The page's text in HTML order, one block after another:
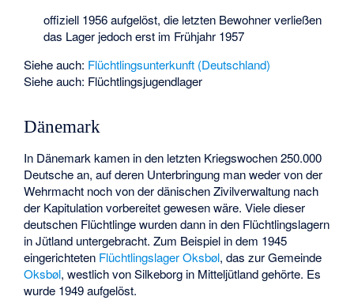
offiziell 1956 aufgelöst, die letzten Bewohner verließen
das Lager jedoch erst im Frühjahr 1957
Siehe auch: Flüchtlingsunterkunft (Deutschland)
Siehe auch: Flüchtlingsjugendlager
Dänemark
In Dänemark kamen in den letzten Kriegswochen 250.000
Deutsche an, auf deren Unterbringung man weder von der
Wehrmacht noch von der dänischen Zivilverwaltung nach
der Kapitulation vorbereitet gewesen wäre. Viele dieser
deutschen Flüchtlinge wurden dann in den Flüchtlingslagern
in Jütland untergebracht. Zum Beispiel in dem 1945
eingerichteten Flüchtlingslager Oksbøl, das zur Gemeinde
Oksbøl, westlich von Silkeborg in Mitteljütland gehörte. Es
wurde 1949 aufgelöst.